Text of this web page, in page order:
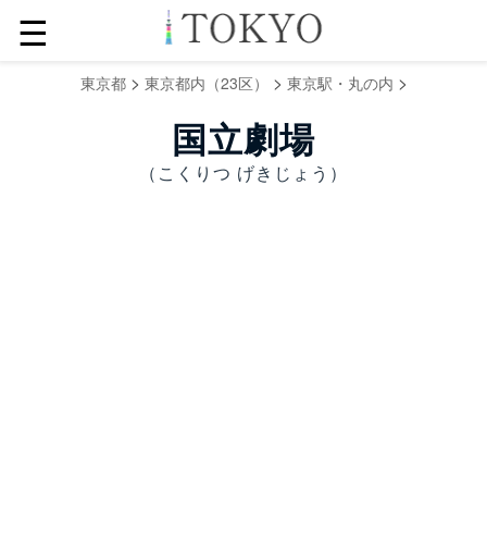
☰
東京都> 東京都内（23区） > 東京駅・丸の内 >
国立劇場
（こくりつ げきじょう）